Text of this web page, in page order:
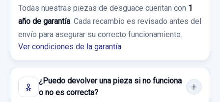
Sin IVA, gastos de envío no incluidos.
Consultar por whatsapp
Garantía 1 año
Ref:653391 OEM:12758679
BRAZO SUSPENSION INFERIOR DELANTERO
IZQUIERDO
BRAZO SUSPENSION INFERIOR
DELANTERO... usado.
SAAB 9-5 BERLINA 1.9 TID LINEAR SPORT
Garantía 1 año
Todas nuestras piezas de desguace cuentan con 1
año de garantía. Cada recambio es revisado antes del
envío para asegurar su correcto funcionamiento.
Ver condiciones de la garantía
¿Puedo devolver una pieza si no funciona
o no es correcta?